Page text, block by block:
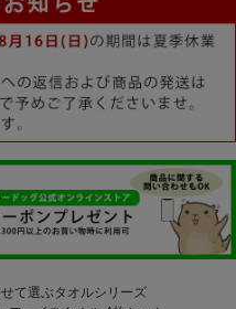
て選ぶタオルシリーズ